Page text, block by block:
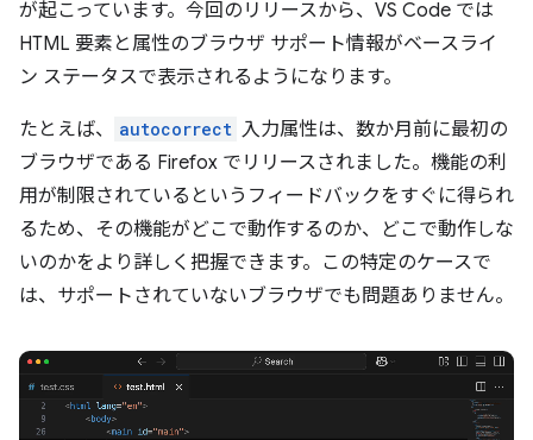
が起こっています。今回のリリースから、VS Code では
HTML 要素と属性のブラウザ サポート情報がベースライ
ン ステータスで表示されるようになります。
たとえば、 autocorrect 入力属性は、数か月前に最初の
ブラウザである Firefox でリリースされました。機能の利
用が制限されているというフィードバックをすぐに得られ
るため、その機能がどこで動作するのか、どこで動作しな
いのかをより詳しく把握できます。この特定のケースで
は、サポートされていないブラウザでも問題ありません。